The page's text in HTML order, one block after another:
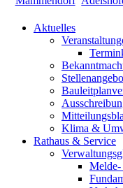
Aktuelles
Klima &
Rathaus & Service
Melde-